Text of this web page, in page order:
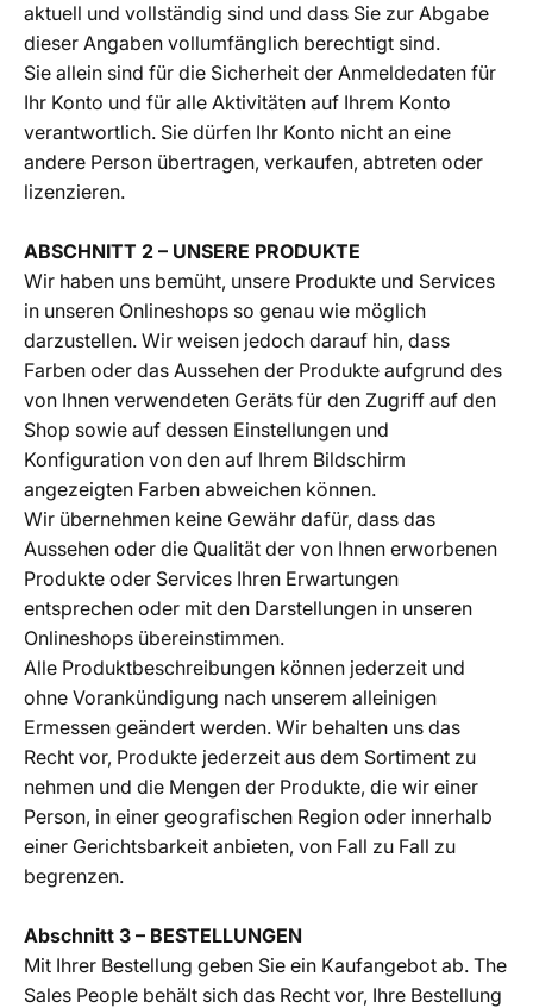
aktuell und vollständig sind und dass Sie zur Abgabe
dieser Angaben vollumfänglich berechtigt sind.
Sie allein sind für die Sicherheit der Anmeldedaten für
Ihr Konto und für alle Aktivitäten auf Ihrem Konto
verantwortlich. Sie dürfen Ihr Konto nicht an eine
andere Person übertragen, verkaufen, abtreten oder
lizenzieren.
ABSCHNITT 2 – UNSERE PRODUKTE
Wir haben uns bemüht, unsere Produkte und Services
in unseren Onlineshops so genau wie möglich
darzustellen. Wir weisen jedoch darauf hin, dass
Farben oder das Aussehen der Produkte aufgrund des
von Ihnen verwendeten Geräts für den Zugriff auf den
Shop sowie auf dessen Einstellungen und
Konfiguration von den auf Ihrem Bildschirm
angezeigten Farben abweichen können.
Wir übernehmen keine Gewähr dafür, dass das
Aussehen oder die Qualität der von Ihnen erworbenen
Produkte oder Services Ihren Erwartungen
entsprechen oder mit den Darstellungen in unseren
Onlineshops übereinstimmen.
Alle Produktbeschreibungen können jederzeit und
ohne Vorankündigung nach unserem alleinigen
Ermessen geändert werden. Wir behalten uns das
Recht vor, Produkte jederzeit aus dem Sortiment zu
nehmen und die Mengen der Produkte, die wir einer
Person, in einer geografischen Region oder innerhalb
einer Gerichtsbarkeit anbieten, von Fall zu Fall zu
begrenzen.
Abschnitt 3 – BESTELLUNGEN
Mit Ihrer Bestellung geben Sie ein Kaufangebot ab. The
Sales People behält sich das Recht vor, Ihre Bestellung